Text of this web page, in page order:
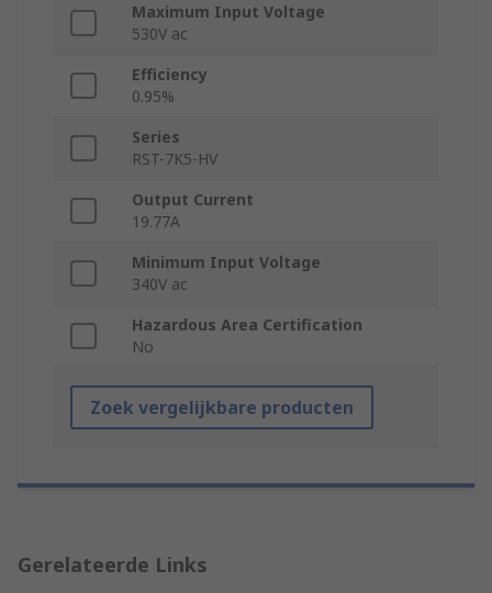
Maximum Input Voltage
530V ac
Efficiency
0.95%
Series
RST-7K5-HV
Output Current
19.77A
Minimum Input Voltage
340V ac
Hazardous Area Certification
No
Zoek vergelijkbare producten
Gerelateerde Links